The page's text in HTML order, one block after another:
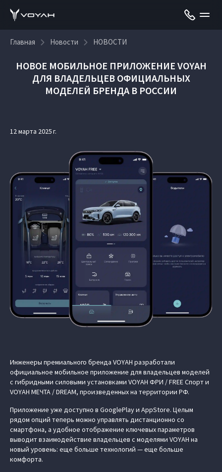
Главная Новости НОВОСТИ
НОВОЕ МОБИЛЬНОЕ ПРИЛОЖЕНИЕ VOYAH
ДЛЯ ВЛАДЕЛЬЦЕВ ОФИЦИАЛЬНЫХ
МОДЕЛЕЙ БРЕНДА В РОССИИ
12 марта 2025 г.
Инженеры премиального бренда VOYAH разработали
официальное мобильное приложение для владельцев моделей
с гибридными силовыми установками VOYAH ФРИ / FREE Спорт и
VOYAH МЕЧТА / DREAM, произведенных на территории РФ.
Приложение уже доступно в GooglePlay и AppStore. Целым
рядом опций теперь можно управлять дистанционно со
смартфона, а удобное отображение ключевых параметров
выводит взаимодействие владельцев с моделями VOYAH на
новый уровень: еще больше технологий — еще больше
комфорта.